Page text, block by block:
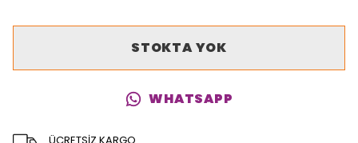
STOKTA YOK
WHATSAPP
ÜCRETSİZ KARGO